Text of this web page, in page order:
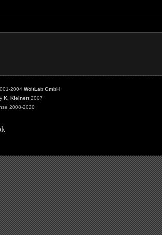
2004 WoltLab GmbH
K. Kleinert2007
2008-2020